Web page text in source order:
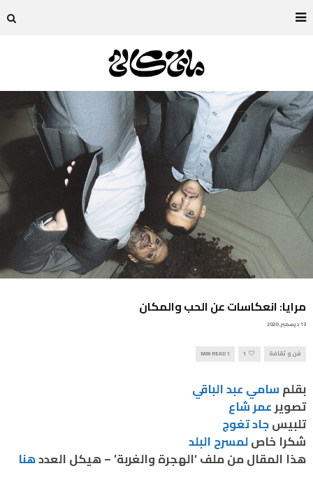
مرايا: انعكاسات عن الحب والمكان
13 ديسمبر, 2020
فن و ثقافة 1
1 MIN READ
بقلمسامي عبد الباقي
تصويرعمر شاع
تلبيسجاد تغوج
شكرا خاصلمسرح البلد
هذا المقال من ملف ‘الهجرة والغربة’ – هيكل العددهنا